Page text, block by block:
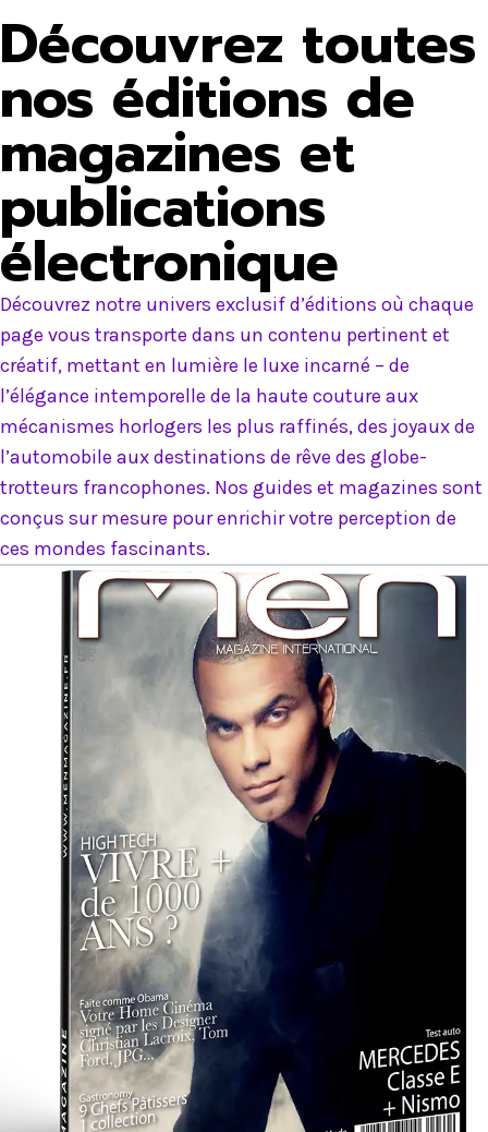
Découvrez toutes
nos éditions de
magazines et
publications
électronique
Découvrez notre univers exclusif d’éditions où chaque
page vous transporte dans un contenu pertinent et
créatif, mettant en lumière le luxe incarné – de
l’élégance intemporelle de la haute couture aux
mécanismes horlogers les plus raffinés, des joyaux de
l’automobile aux destinations de rêve des globe-
trotteurs francophones. Nos guides et magazines sont
conçus sur mesure pour enrichir votre perception de
ces mondes fascinants.